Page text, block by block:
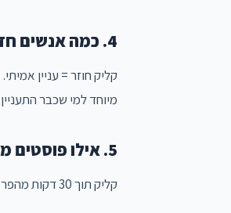
4. כמה אנשים חזרו ללחוץ שוב?
קליק חוזר = עניין
מיוחד למי שכבר
5. אילו פוסטים מקבלים את הקליקים הכי מהירים?
קליק תוך 30 דקות מהפרסום = "אש". הפוסט תפס. למדו מה היה שונה בו ושכפלו.